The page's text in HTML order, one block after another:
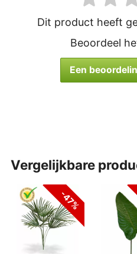
Dit product heeft
Beoordeel
Een
vergelijkbare
-47%